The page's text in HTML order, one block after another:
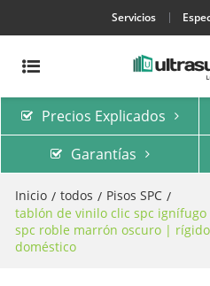
Servicios
Precios Explicados
Garantías
Inicio / todos / Pisos SPC /
tablón de vinilo clic spc
spc roble marrón oscuro |
doméstico